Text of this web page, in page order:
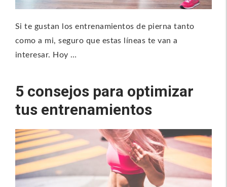
Si te gustan los entrenamientos de pierna tanto
como a mi, seguro que estas líneas te van a
interesar. Hoy …
5 consejos para optimizar
tus entrenamientos